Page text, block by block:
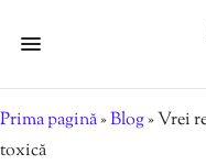
Prima pagină»Blog»Vrei
toxică